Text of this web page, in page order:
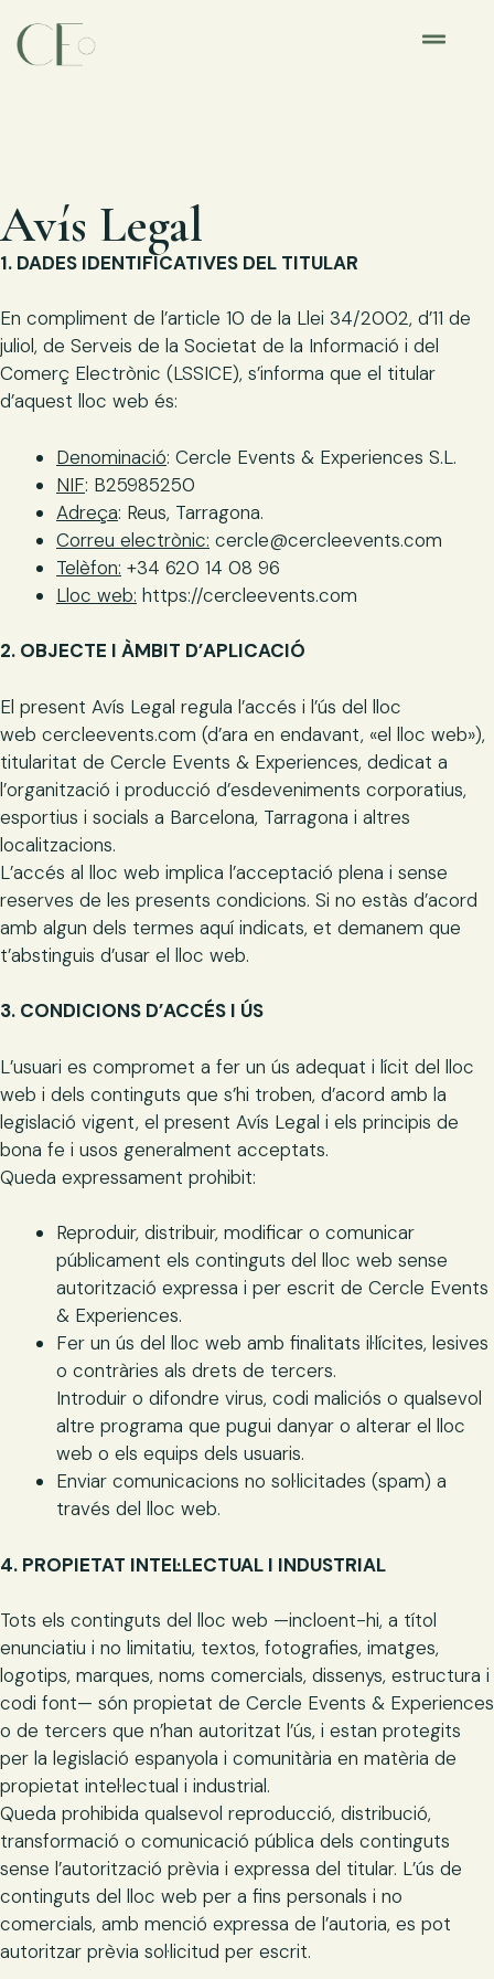
Avís Legal
1. DADES IDENTIFICATIVES DEL TITULAR
En compliment de l’article 10 de la Llei 34/2002, d’11 de
juliol, de Serveis de la Societat de la Informació i del
Comerç Electrònic (LSSICE), s’informa que el titular
d’aquest lloc web és:
Denominació: Cercle Events & Experiences S.L.
NIF: B25985250
Adreça: Reus, Tarragona.
Correu electrònic: cercle@cercleevents.com
Telèfon: +34 620 14 08 96
Lloc web: https://cercleevents.com
2. OBJECTE I ÀMBIT D’APLICACIÓ
El present Avís Legal regula l’accés i l’ús del lloc
web cercleevents.com (d’ara en endavant, «el lloc web»),
titularitat de Cercle Events & Experiences, dedicat a
l’organització i producció d’esdeveniments corporatius,
esportius i socials a Barcelona, Tarragona i altres
localitzacions.
L’accés al lloc web implica l’acceptació plena i sense
reserves de les presents condicions. Si no estàs d’acord
amb algun dels termes aquí indicats, et demanem que
t’abstinguis d’usar el lloc web.
3. CONDICIONS D’ACCÉS I ÚS
L’usuari es compromet a fer un ús adequat i lícit del lloc
web i dels continguts que s’hi troben, d’acord amb la
legislació vigent, el present Avís Legal i els principis de
bona fe i usos generalment acceptats.
Queda expressament prohibit:
Reproduir, distribuir, modificar o comunicar
públicament els continguts del lloc web sense
autorització expressa i per escrit de Cercle Events
& Experiences.
Fer un ús del lloc web amb finalitats il·lícites, lesives
o contràries als drets de tercers.
Introduir o difondre virus, codi maliciós o qualsevol
altre programa que pugui danyar o alterar el lloc
web o els equips dels usuaris.
Enviar comunicacions no sol·licitades (spam) a
través del lloc web.
4. PROPIETAT INTEL·LECTUAL I INDUSTRIAL
Tots els continguts del lloc web —incloent-hi, a títol
enunciatiu i no limitatiu, textos, fotografies, imatges,
logotips, marques, noms comercials, dissenys, estructura i
codi font— són propietat de Cercle Events & Experiences
o de tercers que n’han autoritzat l’ús, i estan protegits
per la legislació espanyola i comunitària en matèria de
propietat intel·lectual i industrial.
Queda prohibida qualsevol reproducció, distribució,
transformació o comunicació pública dels continguts
sense l’autorització prèvia i expressa del titular. L’ús de
continguts del lloc web per a fins personals i no
comercials, amb menció expressa de l’autoria, es pot
autoritzar prèvia sol·licitud per escrit.